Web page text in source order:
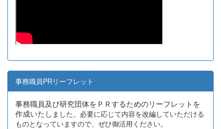
事務職員PRリーフレット
事務職員及び研究団体をＰＲするためのリーフレットを
作成いたし ました。必要に応じて内容を改編していただける
ものとなっていますので、ぜひ御活用ください。